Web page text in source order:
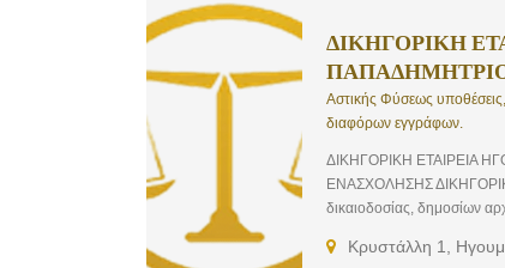
ΔΙΚΗΓΟΡΙΚΗ
Αστικής Φύσεως υποθέσεις,
διαφόρων εγγράφων.
ΔΙΚΗΓΟΡΙΚΗ ΕΤΑΙΡΕΙΑ
ΕΝΑΣΧΟΛΗΣΗΣ
δικαιοδοσίας, δημοσίων
κατάρτιση συμβάσεων και,
Κρυστάλλη 1,